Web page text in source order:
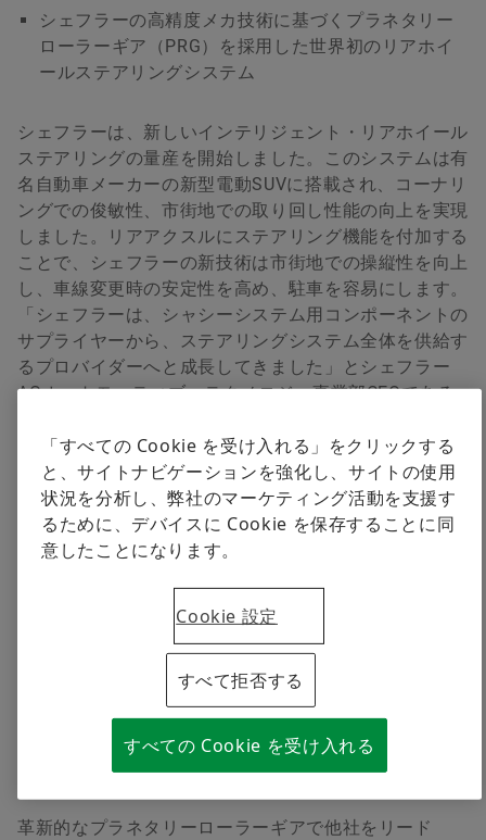
シェフラーの高精度メカ技術に基づくプラネタリー
ローラーギア（PRG）を採用した世界初のリアホイ
ールステアリングシステム
シェフラーは、新しいインテリジェント・リアホイール
ステアリングの量産を開始しました。このシステムは有
名自動車メーカーの新型電動SUVに搭載され、コーナリ
ングでの俊敏性、市街地での取り回し性能の向上を実現
しました。リアアクスルにステアリング機能を付加する
ことで、シェフラーの新技術は市街地での操縦性を向上
し、車線変更時の安定性を高め、駐車を容易にします。
「シェフラーは、シャシーシステム用コンポーネントの
サプライヤーから、ステアリングシステム全体を供給す
るプロバイダーへと成長してきました」とシェフラー
AGオートモーティブ・テクノロジー事業部CEOである
近年、ステアリングシステムを戦略的成長分野と位置づ
け、これに関連する能力を幅広く構築してきました」。
シェフラーの新しいリアホイールステアリングの鍵とな
るのが、プラネタリーローラーギアです。このローラー
ギアは、シェフラーの産業技術事業から生まれた高精度
の搭載を最適化した、非常にコンパクトなシステムを実
現することができました。この革新的なステアリングシ
ステムは市場での評価も高く、当技術の採用を決めた最
初のお客さまをはじめ、さまざまな自動車メーカーが車
両への搭載を決定しています。実際、シェフラーのステ
アリングシステムを搭載した複数の追加車種が、2023
革新的なプラネタリーローラーギアで他社をリード
「すべての Cookie を受け入れる」をクリックする
と、サイトナビゲーションを強化し、サイトの使用
状況を分析し、弊社のマーケティング活動を支援す
るために、デバイスに Cookie を保存することに同
意したことになります。
Cookie 設定
すべて拒否する
すべての Cookie を受け入れる